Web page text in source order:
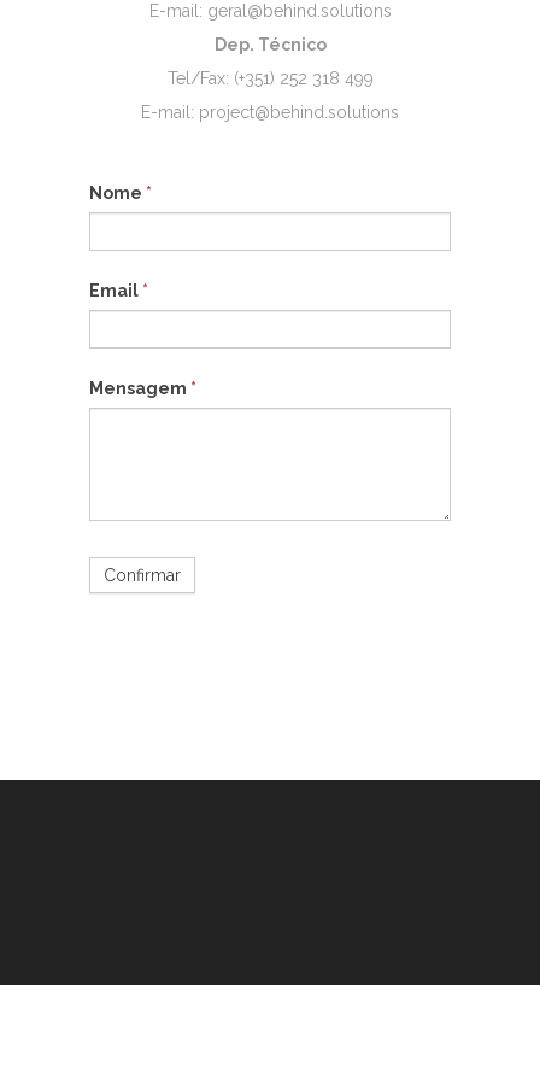
E-mail: geral@behind.solutions
Dep. Técnico
Tel/Fax: (+351) 252 318 499
E-mail: project@behind.solutions
Nome *
Email *
Mensagem *